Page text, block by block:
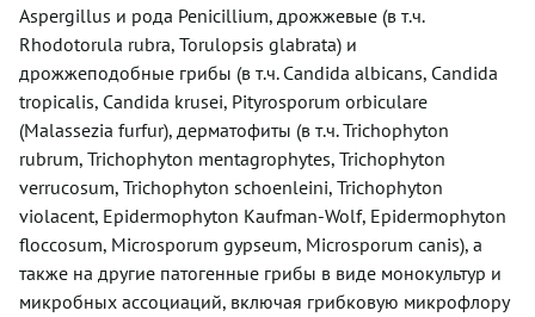
Aspergillus и рода Penicillium, дрожжевые (в т.ч.
Rhodotorula rubra, Torulopsis glabrata) и
дрожжеподобные грибы (в т.ч. Candida albicans, Candida
tropicalis, Candida krusei, Pityrosporum orbiculare
(Malassezia furfur), дерматофиты (в т.ч. Trichophyton
rubrum, Trichophyton mentagrophytes, Trichophyton
verrucosum, Trichophyton schoenleini, Trichophyton
violacent, Epidermophyton Kaufman-Wolf, Epidermophyton
floccosum, Microsporum gypseum, Microsporum canis), а
также на другие патогенные грибы в виде монокультур и
микробных ассоциаций, включая грибковую микрофлору